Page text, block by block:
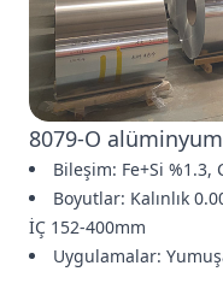
8079-O
Bileşim: Fe+Si %1.3,
Boyutlar: Kalınlık
İÇ 152-400mm
Uygulamalar: